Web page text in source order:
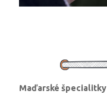
Maďarské špecialitky